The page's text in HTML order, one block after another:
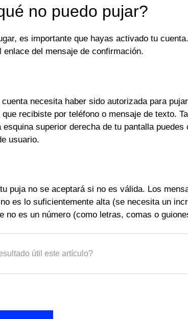
no puedo pujar?
es importante que hayas activado tu
enlace del mensaje de confirmación.
necesita haber sido autorizada para
recibiste por teléfono o mensaje de texto.
esquina superior derecha de tu pantalla
usuario.
puja no se aceptará si no es válida. Los
es lo suficientemente alta (se necesita un
no es un número (como letras, comas o
útil este artículo?